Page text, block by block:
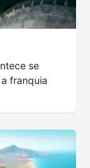
se
franquia